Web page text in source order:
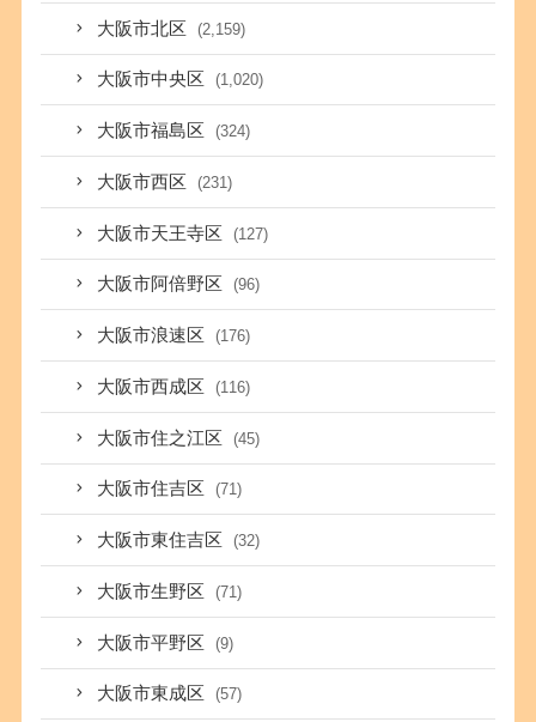
大阪市北区 (2,159)
大阪市中央区 (1,020)
大阪市福島区 (324)
大阪市西区 (231)
大阪市天王寺区 (127)
大阪市阿倍野区 (96)
大阪市浪速区 (176)
大阪市西成区 (116)
大阪市住之江区 (45)
大阪市住吉区 (71)
大阪市東住吉区 (32)
大阪市生野区 (71)
大阪市平野区 (9)
大阪市東成区 (57)